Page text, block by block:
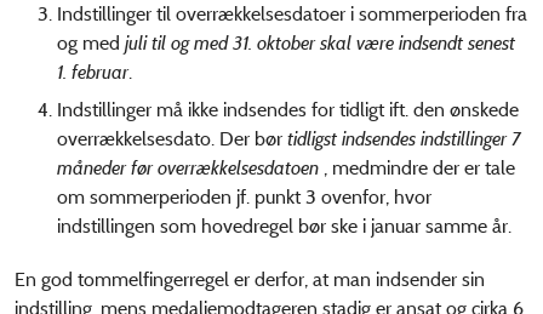
Indstillinger til overrækkelsesdatoer i sommerperioden fra
og med juli til og med 31. oktober skal være indsendt senest
1. februar.
Indstillinger må ikke indsendes for tidligt ift. den ønskede
overrækkelsesdato. Der bør tidligst indsendes indstillinger 7
måneder før overrækkelsesdatoen , medmindre der er tale
om sommerperioden jf. punkt 3 ovenfor, hvor
indstillingen som hovedregel bør ske i januar samme år.
En god tommelfingerregel er derfor, at man indsender sin
indstilling, mens medaljemodtageren stadig er ansat og cirka 6